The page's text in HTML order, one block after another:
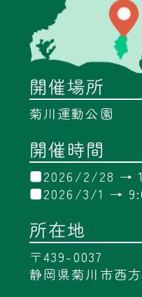
開催場所
菊川運動公園
開催時間
■2026/2/28 →
■2026/3/1 →
所在地
〒439-0037
静岡県菊川市西